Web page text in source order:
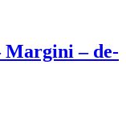
Margini – de-